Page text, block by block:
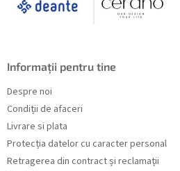
Informații pentru tine
Despre noi
Condiții de afaceri
Livrare si plata
Protecția datelor cu caracter personal
Retragerea din contract și reclamații